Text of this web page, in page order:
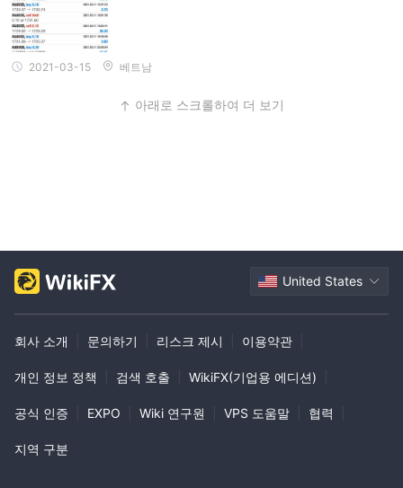
2021-03-15 베트남
아래로 스크롤하여 더 보기
United States
회사 소개 문의하기 리스크 제시 이용약관
개인 정보 정책 검색 호출 WikiFX(기업용 에디션)
공식 인증 EXPO Wiki 연구원 VPS 도움말 협력
지역 구분